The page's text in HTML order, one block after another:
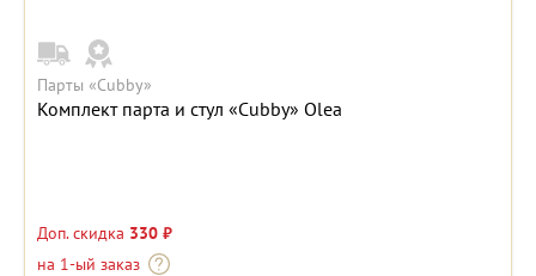
Парты «Cubby»
Комплект парта и стул «Cubby» Olea
Доп. скидка 330 ₽
на 1-ый заказ